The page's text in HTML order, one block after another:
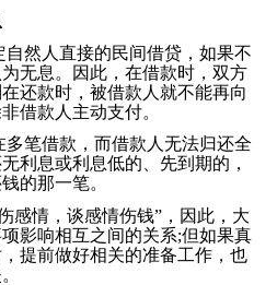
然人直接的民间借贷，如果不
无息。因此，在借款时，双方
还款时，被借款人就不能再向
借款人主动支付。
笔借款，而借款人无法归还全
利息或利息低的、先到期的，
的那一笔。
情，谈感情伤钱”，因此，大
影响相互之间的关系;但如果真
提前做好相关的准备工作，也